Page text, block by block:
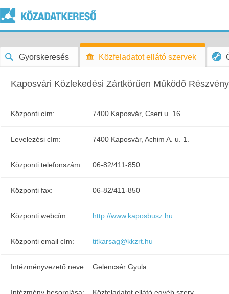
Gyorskeresés Közfeladatot ellátó szervek
Kaposvári Közlekedési Zártkörűen Működő
Központi cím: 7400 Kaposvár, Cseri u. 16.
Levelezési cím: 7400 Kaposvár, Achim A. u. 1.
Központi telefonszám: 06-82/411-850
Központi fax: 06-82/411-850
Központi webcím: http://www.kaposbusz.hu
Központi email cím: titkarsag@kkzrt.hu
Intézményvezető neve: Gelencsér Gyula